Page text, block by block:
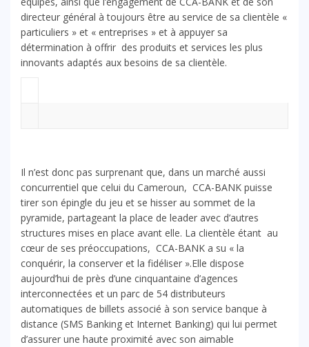
directeur général à toujours être au service de sa clientèle «
particuliers » et « entreprises » et à appuyer sa
détermination à offrir des produits et services les plus
innovants adaptés aux besoins de sa clientèle.
Il n’est donc pas surprenant que, dans un marché aussi
concurrentiel que celui du Cameroun, CCA-BANK puisse
tirer son épingle du jeu et se hisser au sommet de la
pyramide, partageant la place de leader avec d’autres
structures mises en place avant elle. La clientèle étant au
cœur de ses préoccupations, CCA-BANK a su « la
conquérir, la conserver et la fidéliser ».Elle dispose
aujourd’hui de près d’une cinquantaine d’agences
interconnectées et un parc de 54 distributeurs
automatiques de billets associé à son service banque à
distance (SMS Banking et Internet Banking) qui lui permet
d’assurer une haute proximité avec son aimable